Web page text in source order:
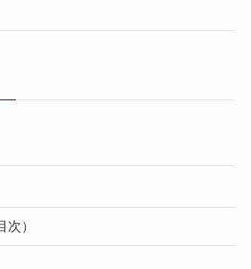
）